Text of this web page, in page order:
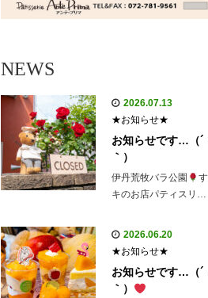
NEWS
2026.07.13
★お知らせ★
お知らせです…（´
｀）
伊丹荒牧バラ公園
キのお店パティスリ…
2026.06.20
★お知らせ★
お知らせです…（´
｀）